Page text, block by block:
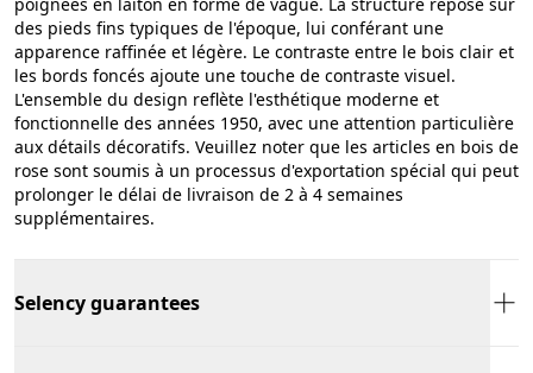
des pieds fins typiques de l'époque, lui conférant une
apparence raffinée et légère. Le contraste entre le bois clair et
les bords foncés ajoute une touche de contraste visuel.
L'ensemble du design reflète l'esthétique moderne et
fonctionnelle des années 1950, avec une attention particulière
aux détails décoratifs. Veuillez noter que les articles en bois de
rose sont soumis à un processus d'exportation spécial qui peut
prolonger le délai de livraison de 2 à 4 semaines
supplémentaires.
Selency guarantees